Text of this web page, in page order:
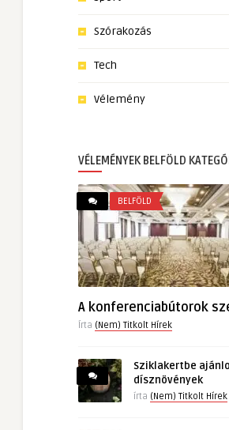
Szórakozás
Tech
Vélemény
VÉLEMÉNYEK BELFÖLD
BELFÖLD
A konferenciabútorok
Írta (Nem) Titkolt Hírek
Sziklakertbe
dísznövények
írta (Nem) Titkolt Hírek